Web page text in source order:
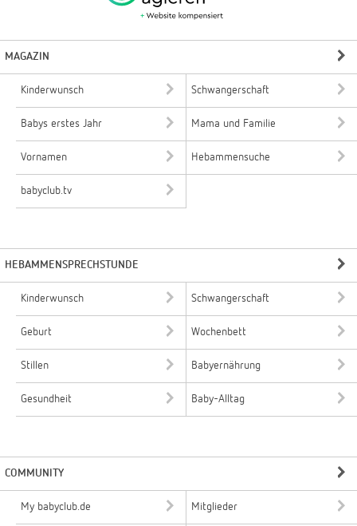
MAGAZIN
Kinderwunsch Schwangerschaft
Babys erstes Jahr Mama und Familie
Vornamen Hebammensuche
babyclub.tv
HEBAMMENSPRECHSTUNDE
Kinderwunsch Schwangerschaft
Geburt Wochenbett
Stillen Babyernährung
Gesundheit Baby-Alltag
COMMUNITY
My babyclub.de Mitglieder